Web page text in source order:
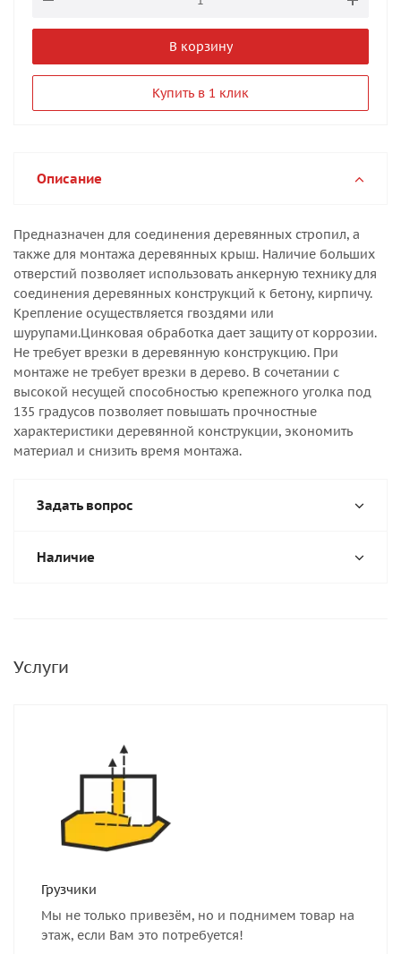
В корзину
Купить в 1 клик
Описание
Предназначен для соединения деревянных стропил, а
также для монтажа деревянных крыш. Наличие больших
отверстий позволяет использовать анкерную технику для
соединения деревянных конструкций к бетону, кирпичу.
Крепление осуществляется гвоздями или
шурупами.Цинковая обработка дает защиту от коррозии.
Не требует врезки в деревянную конструкцию. При
монтаже не требует врезки в дерево. В сочетании с
высокой несущей способностью крепежного уголка под
135 градусов позволяет повышать прочностные
характеристики деревянной конструкции, экономить
материал и снизить время монтажа.
Задать вопрос
Наличие
Услуги
Грузчики
Мы не только привезём, но и поднимем товар на
этаж, если Вам это потребуется!